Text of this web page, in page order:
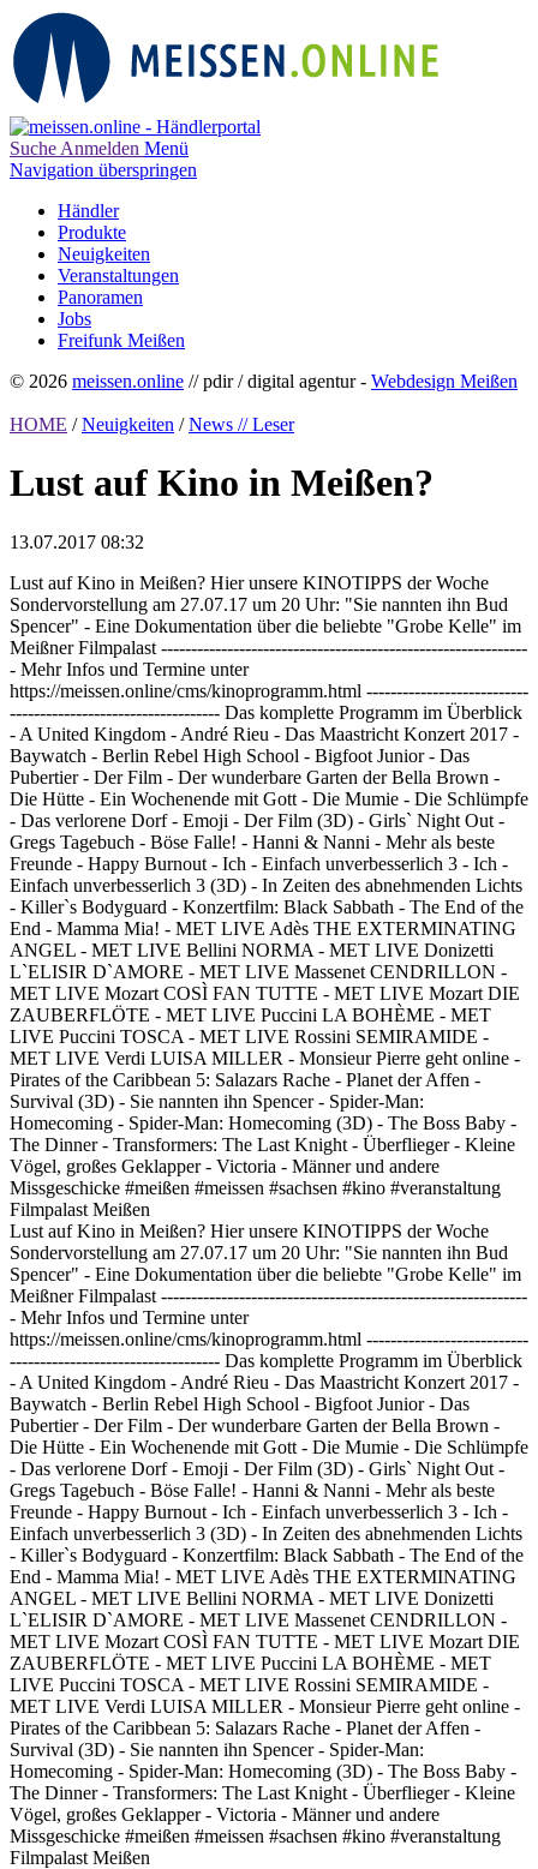
Suche Anmelden Menü
Navigation überspringen
Händler
Produkte
Neuigkeiten
Veranstaltungen
Panoramen
Jobs
Freifunk Meißen
© 2026 meissen.online // pdir / digital agentur - Webdesign Meißen
HOME / Neuigkeiten / News // Leser
Lust auf Kino in Meißen?
13.07.2017 08:32
Lust auf Kino in Meißen? Hier unsere KINOTIPPS der Woche
Sondervorstellung am 27.07.17 um 20 Uhr: "Sie nannten ihn Bud
Spencer" - Eine Dokumentation über die beliebte "Grobe Kelle" im
Meißner Filmpalast -------------------------------------------------------------
- Mehr Infos und Termine unter
https://meissen.online/cms/kinoprogramm.html ---------------------------
----------------------------------- Das komplette Programm im Überblick
- A United Kingdom - André Rieu - Das Maastricht Konzert 2017 -
Baywatch - Berlin Rebel High School - Bigfoot Junior - Das
Pubertier - Der Film - Der wunderbare Garten der Bella Brown -
Die Hütte - Ein Wochenende mit Gott - Die Mumie - Die Schlümpfe
- Das verlorene Dorf - Emoji - Der Film (3D) - Girls` Night Out -
Gregs Tagebuch - Böse Falle! - Hanni & Nanni - Mehr als beste
Freunde - Happy Burnout - Ich - Einfach unverbesserlich 3 - Ich -
Einfach unverbesserlich 3 (3D) - In Zeiten des abnehmenden Lichts
- Killer`s Bodyguard - Konzertfilm: Black Sabbath - The End of the
End - Mamma Mia! - MET LIVE Adès THE EXTERMINATING
ANGEL - MET LIVE Bellini NORMA - MET LIVE Donizetti
L`ELISIR D`AMORE - MET LIVE Massenet CENDRILLON -
MET LIVE Mozart COSÌ FAN TUTTE - MET LIVE Mozart DIE
ZAUBERFLÖTE - MET LIVE Puccini LA BOHÈME - MET
LIVE Puccini TOSCA - MET LIVE Rossini SEMIRAMIDE -
MET LIVE Verdi LUISA MILLER - Monsieur Pierre geht online -
Pirates of the Caribbean 5: Salazars Rache - Planet der Affen -
Survival (3D) - Sie nannten ihn Spencer - Spider-Man:
Homecoming - Spider-Man: Homecoming (3D) - The Boss Baby -
The Dinner - Transformers: The Last Knight - Überflieger - Kleine
Vögel, großes Geklapper - Victoria - Männer und andere
Missgeschicke #meißen #meissen #sachsen #kino #veranstaltung
Filmpalast Meißen
Lust auf Kino in Meißen? Hier unsere KINOTIPPS der Woche
Sondervorstellung am 27.07.17 um 20 Uhr: "Sie nannten ihn Bud
Spencer" - Eine Dokumentation über die beliebte "Grobe Kelle" im
Meißner Filmpalast -------------------------------------------------------------
- Mehr Infos und Termine unter
https://meissen.online/cms/kinoprogramm.html ---------------------------
----------------------------------- Das komplette Programm im Überblick
- A United Kingdom - André Rieu - Das Maastricht Konzert 2017 -
Baywatch - Berlin Rebel High School - Bigfoot Junior - Das
Pubertier - Der Film - Der wunderbare Garten der Bella Brown -
Die Hütte - Ein Wochenende mit Gott - Die Mumie - Die Schlümpfe
- Das verlorene Dorf - Emoji - Der Film (3D) - Girls` Night Out -
Gregs Tagebuch - Böse Falle! - Hanni & Nanni - Mehr als beste
Freunde - Happy Burnout - Ich - Einfach unverbesserlich 3 - Ich -
Einfach unverbesserlich 3 (3D) - In Zeiten des abnehmenden Lichts
- Killer`s Bodyguard - Konzertfilm: Black Sabbath - The End of the
End - Mamma Mia! - MET LIVE Adès THE EXTERMINATING
ANGEL - MET LIVE Bellini NORMA - MET LIVE Donizetti
L`ELISIR D`AMORE - MET LIVE Massenet CENDRILLON -
MET LIVE Mozart COSÌ FAN TUTTE - MET LIVE Mozart DIE
ZAUBERFLÖTE - MET LIVE Puccini LA BOHÈME - MET
LIVE Puccini TOSCA - MET LIVE Rossini SEMIRAMIDE -
MET LIVE Verdi LUISA MILLER - Monsieur Pierre geht online -
Pirates of the Caribbean 5: Salazars Rache - Planet der Affen -
Survival (3D) - Sie nannten ihn Spencer - Spider-Man:
Homecoming - Spider-Man: Homecoming (3D) - The Boss Baby -
The Dinner - Transformers: The Last Knight - Überflieger - Kleine
Vögel, großes Geklapper - Victoria - Männer und andere
Missgeschicke #meißen #meissen #sachsen #kino #veranstaltung
Filmpalast Meißen